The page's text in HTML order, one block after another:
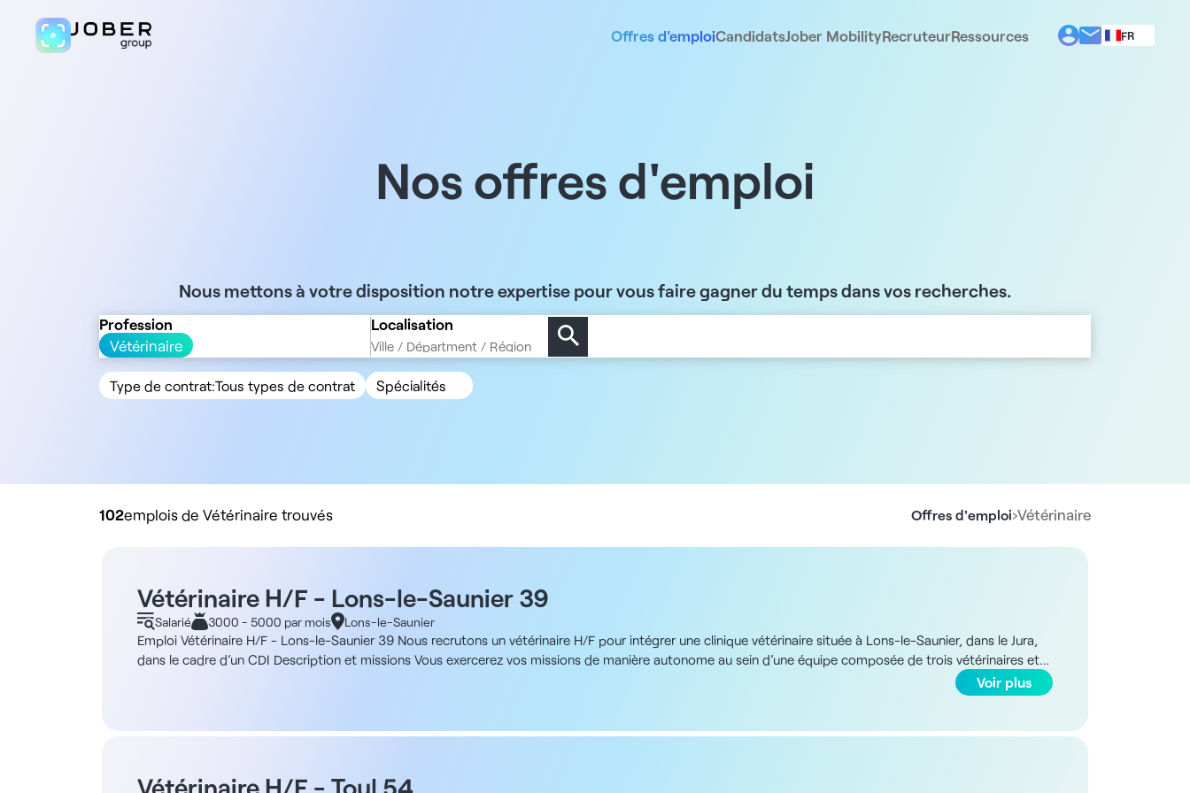
Offres d'emploiCandidatsJober MobilityRecruteurRessources
FR
Nos offres d'emploi
Nous mettons à votre disposition notre expertise pour vous faire gagner du temps dans vos recherches.
Profession
Vétérinaire
Localisation
Type de contrat:Tous types de contrat
Rachat de cabinet
Spécialités
102emplois de Vétérinaire trouvés Offres d'emploi›Vétérinaire
Vétérinaire H/F - Lons-le-Saunier 39
Salarié 3000 - 5000 par mois Lons-le-Saunier
Emploi Vétérinaire H/F - Lons-le-Saunier 39 Nous recrutons un vétérinaire H/F pour intégrer une clinique vétérinaire située à Lons-le-Saunier, dans le Jura,
dans le cadre d’un CDI Description et missions Vous exercerez vos missions de manière autonome au sein d’une équipe composée de trois vétérinaires et
six ASV. La pratique est orientée vers une activité majoritairement canine (90 %) avec une part de NAC (10 %) Vous assurerez les consultations courantes,
les actes chirurgicaux, ainsi que le suivi des patients. Si vous souhaitez vous spécialiser ou approfondir certaines compétences, la structure vous
quatre après une période d’intégration de trois à quatre mois. ADN de la structure Vous évoluerez dans une clinique de 400 m2, disposant de trois salles
radiographies numériques, échocardiographes, lasers chirurgical et thérapeutique, endoscopes, etc. Toutes les chirurgies sont proposées, à l’exception de
Voir plus
Vétérinaire H/F - Toul 54